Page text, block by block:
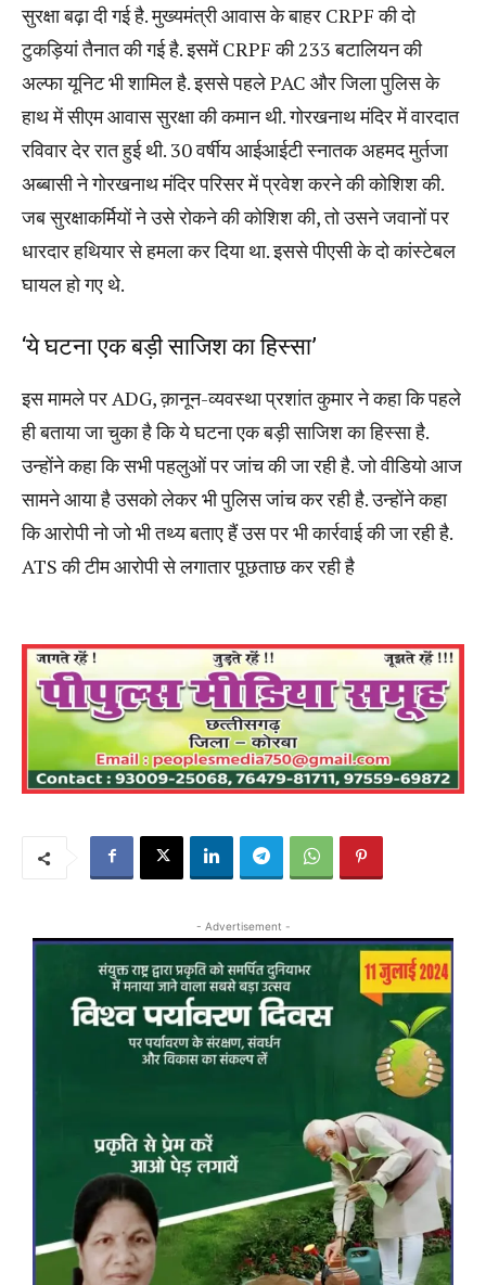
सुरक्षा बढ़ा दी गई है. मुख्यमंत्री आवास के बाहर CRPF की दो
टुकड़ियां तैनात की गई है. इसमें CRPF की 233 बटालियन की
अल्फा यूनिट भी शामिल है. इससे पहले PAC और जिला पुलिस के
हाथ में सीएम आवास सुरक्षा की कमान थी. गोरखनाथ मंदिर में वारदात
रविवार देर रात हुई थी. 30 वर्षीय आईआईटी स्नातक अहमद मुर्तजा
अब्बासी ने गोरखनाथ मंदिर परिसर में प्रवेश करने की कोशिश की.
जब सुरक्षाकर्मियों ने उसे रोकने की कोशिश की, तो उसने जवानों पर
धारदार हथियार से हमला कर दिया था. इससे पीएसी के दो कांस्टेबल
घायल हो गए थे.
‘ये घटना एक बड़ी साजिश का हिस्सा’
इस मामले पर ADG, क़ानून-व्यवस्था प्रशांत कुमार ने कहा कि पहले
ही बताया जा चुका है कि ये घटना एक बड़ी साजिश का हिस्सा है.
उन्होंने कहा कि सभी पहलुओं पर जांच की जा रही है. जो वीडियो आज
सामने आया है उसको लेकर भी पुलिस जांच कर रही है. उन्होंने कहा
कि आरोपी नो जो भी तथ्य बताए हैं उस पर भी कार्रवाई की जा रही है.
ATS की टीम आरोपी से लगातार पूछताछ कर रही है
- Advertisement -